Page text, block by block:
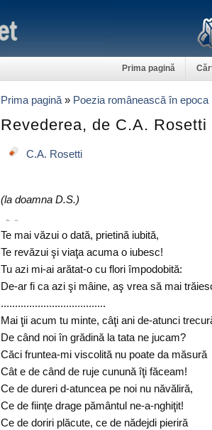
Prima pagină
Prima pagină » Poezia românească în epoca
Revederea, de C.A. Rosetti
C.A. Rosetti
(la doamna D.S.)
Te mai văzui o dată, prietină iubită,
Te revăzui şi viaţa acuma o iubesc!
Tu azi mi-ai arătat-o cu flori împodobită:
De-ar fi ca azi şi mâine, aş vrea să mai
.....................................
Mai ţii acum tu minte, câţi ani de-atunci
De când noi în grădină la tata ne jucam?
Căci fruntea-mi viscolită nu poate da măsură
Cât e de când de ruje cunună îţi făceam!
Ce de dureri d-atuncea pe noi nu năvăliră,
Ce de fiinţe drage pământul ne-a-nghiţit!
Ce de doriri plăcute, ce de nădejdi pieriră